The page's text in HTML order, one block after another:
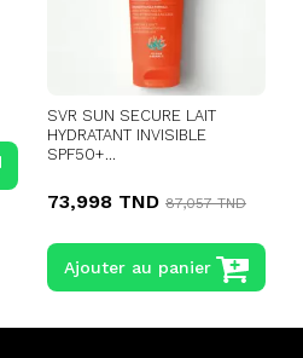
SVR SUN SECURE LAIT
HYDRATANT INVISIBLE
SPF50+...
73,998 TND 87,057 TND
Ajouter au panier